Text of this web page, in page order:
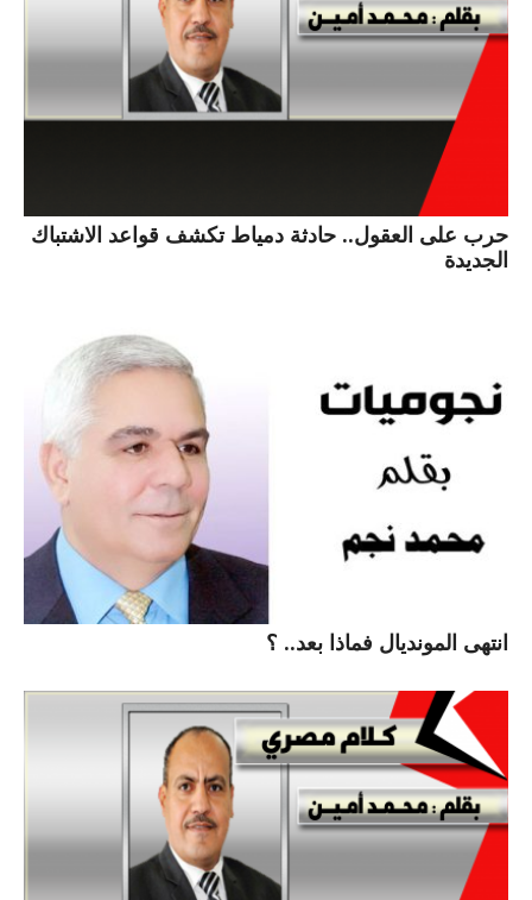
حرب على العقول.. حادثة دمياط تكشف قواعد الاشتباك
الجديدة
انتهى المونديال فماذا بعد.. ؟